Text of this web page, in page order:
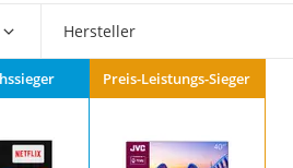
Lichtwecker
Acer Aspire
Service
Hersteller
Preis-Leistungs-Sieger